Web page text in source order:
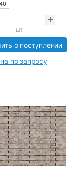
шт
о поступлении
по запросу